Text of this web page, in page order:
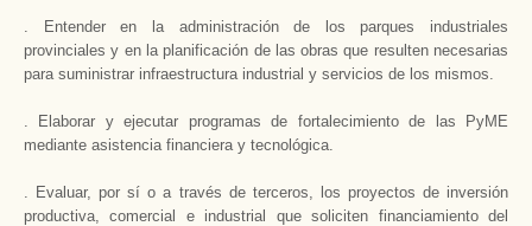
. Entender en la administración de los parques industriales
provinciales y en la planificación de las obras que resulten necesarias
para suministrar infraestructura industrial y servicios de los mismos.
. Elaborar y ejecutar programas de fortalecimiento de las PyME
mediante asistencia financiera y tecnológica.
. Evaluar, por sí o a través de terceros, los proyectos de inversión
productiva, comercial e industrial que soliciten financiamiento del